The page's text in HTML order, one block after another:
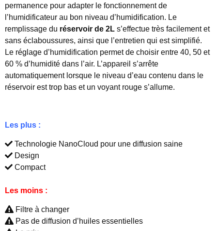
permanence pour adapter le fonctionnement de
l’humidificateur au bon niveau d’humidification. Le
remplissage du réservoir de 2L s’effectue très facilement et
sans éclaboussures, ainsi que l’entretien qui est simplifié.
Le réglage d’humidification permet de choisir entre 40, 50 et
60 % d’humidité dans l’air. L’appareil s’arrête
automatiquement lorsque le niveau d’eau contenu dans le
réservoir est trop bas et un voyant rouge s’allume.
Les plus :
Technologie NanoCloud pour une diffusion saine
Design
Compact
Les moins :
Filtre à changer
Pas de diffusion d’huiles essentielles